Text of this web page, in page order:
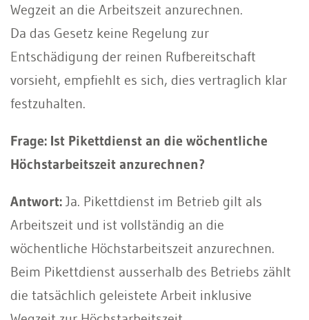
Wegzeit an die Arbeitszeit anzurechnen.
Da das Gesetz keine Regelung zur
Entschädigung der reinen Rufbereitschaft
vorsieht, empfiehlt es sich, dies vertraglich klar
festzuhalten.
Frage: Ist Pikettdienst an die wöchentliche
Höchstarbeitszeit anzurechnen?
Antwort: Ja. Pikettdienst im Betrieb gilt als
Arbeitszeit und ist vollständig an die
wöchentliche Höchstarbeitszeit anzurechnen.
Beim Pikettdienst ausserhalb des Betriebs zählt
die tatsächlich geleistete Arbeit inklusive